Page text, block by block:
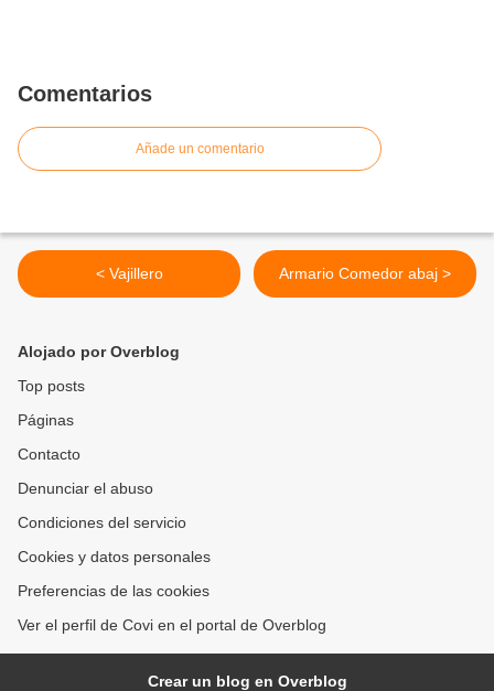
Comentarios
Añade un comentario
< Vajillero Armario Comedor abaj >
Alojado por Overblog
Top posts
Páginas
Contacto
Denunciar el abuso
Condiciones del servicio
Cookies y datos personales
Preferencias de las cookies
Ver el perfil de Covi en el portal de Overblog
Crear un blog en Overblog